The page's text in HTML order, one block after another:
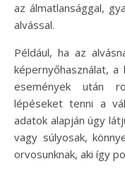
az álmatlansággal,
alvással.
Például, ha az
képernyőhasználat,
események után
lépéseket tenni a
adatok alapján úgy
vagy súlyosak,
orvosunknak, aki így